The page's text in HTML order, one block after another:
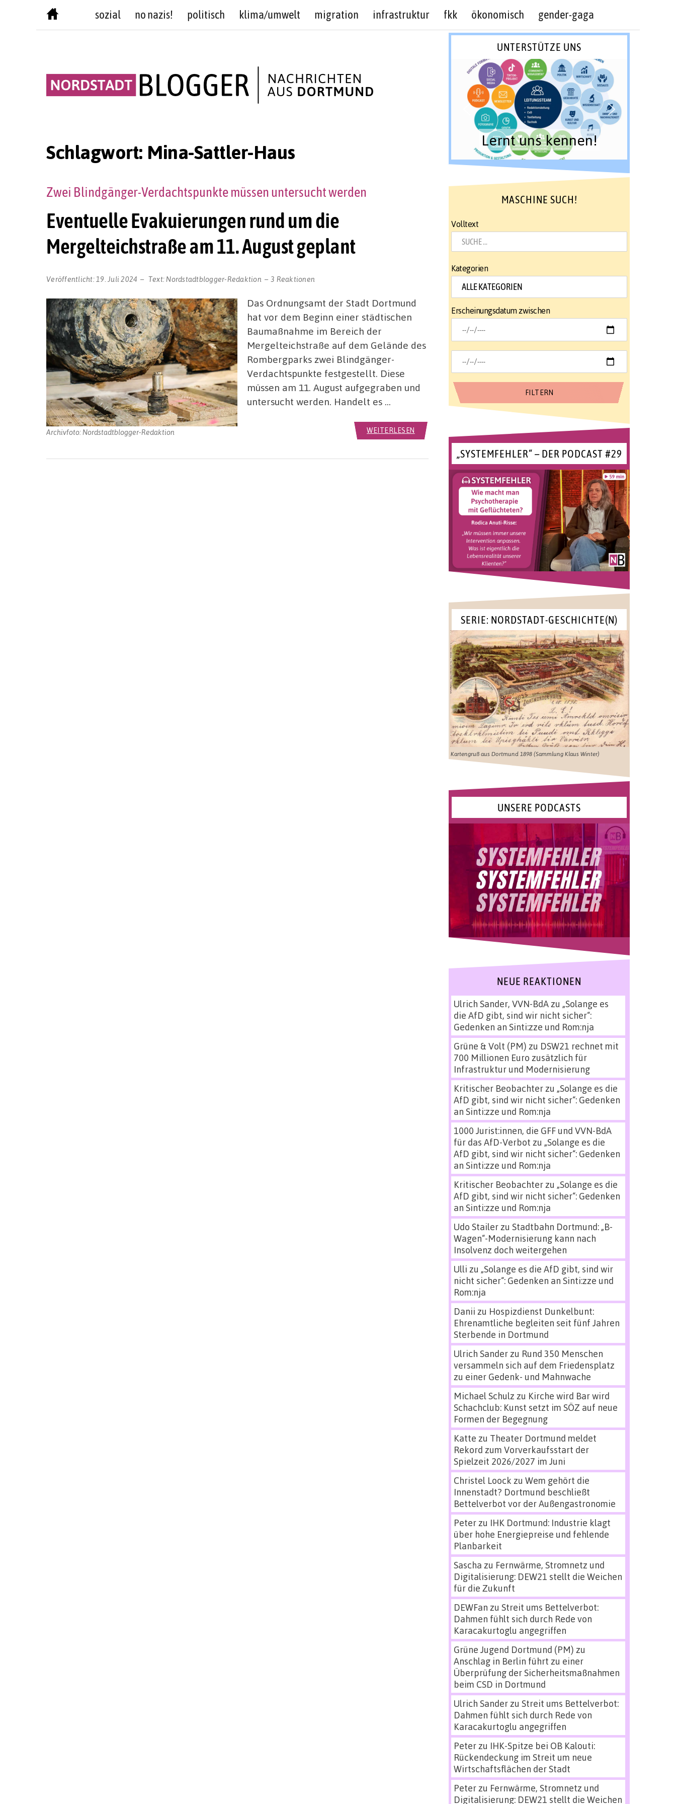
sozial no nazis! politisch klima/umwelt migration infrastruktur fkk ökonomisch gender-gaga
Schlagwort: Mina-Sattler-Haus
Eventuelle Evakuierungen rund um die
Mergelteichstraße am 11. August geplant
Zwei Blindgänger-Verdachtspunkte müssen untersucht werden
Veröffentlicht: 19. Juli 2024 Text: Nordstadtblogger-Redaktion 3 Reaktionen
Archivfoto: Nordstadtblogger-Redaktion
Das Ordnungsamt der Stadt Dortmund
hat vor dem Beginn einer städtischen
Baumaßnahme im Bereich der
Mergelteichstraße auf dem Gelände des
Rombergparks zwei Blindgänger-
Verdachtspunkte festgestellt. Diese
müssen am 11. August aufgegraben und
untersucht werden. Handelt es …
WEITERLESEN
UNTERSTÜTZE UNS
Lernt uns kennen!
MASCHINE SUCH!
Volltext
Kategorien
Erscheinungsdatum zwischen
„SYSTEMFEHLER“ – DER PODCAST #29
SERIE: NORDSTADT-GESCHICHTE(N)
Kartengruß aus Dortmund 1898 (Sammlung Klaus Winter)
UNSERE PODCASTS
NEUE REAKTIONEN
Ulrich Sander, VVN-BdAzu „Solange es
die AfD gibt, sind wir nicht sicher“:
Gedenken an Sinti:zze und Rom:nja
Grüne & Volt (PM) zu DSW21 rechnet mit
700 Millionen Euro zusätzlich für
Infrastruktur und Modernisierung
Kritischer Beobachterzu „Solange es die
AfD gibt, sind wir nicht sicher“: Gedenken
an Sinti:zze und Rom:nja
1000 Jurist:innen, die GFF und VVN-BdA
für das AfD-Verbot zu „Solange es die
AfD gibt, sind wir nicht sicher“: Gedenken
an Sinti:zze und Rom:nja
Kritischer Beobachterzu „Solange es die
AfD gibt, sind wir nicht sicher“: Gedenken
an Sinti:zze und Rom:nja
Udo Stailerzu Stadtbahn Dortmund: „B-
Wagen“-Modernisierung kann nach
Insolvenz doch weitergehen
Ulli zu „Solange es die AfD gibt, sind wir
nicht sicher“: Gedenken an Sinti:zze und
Rom:nja
Danii zu Hospizdienst Dunkelbunt:
Ehrenamtliche begleiten seit fünf Jahren
Sterbende in Dortmund
Ulrich Sanderzu Rund 350 Menschen
versammeln sich auf dem Friedensplatz
zu einer Gedenk- und Mahnwache
Michael Schulz zu Kirche wird Bar wird
Schachclub: Kunst setzt im SÖZ auf neue
Formen der Begegnung
Katte zu Theater Dortmund meldet
Rekord zum Vorverkaufsstart der
Spielzeit 2026/2027 im Juni
Christel Loock zu Wem gehört die
Innenstadt? Dortmund beschließt
Bettelverbot vor der Außengastronomie
Peterzu IHK Dortmund: Industrie klagt
über hohe Energiepreise und fehlende
Planbarkeit
Sascha zu Fernwärme, Stromnetz und
Digitalisierung: DEW21 stellt die Weichen
für die Zukunft
DEWFan zu Streit ums Bettelverbot:
Dahmen fühlt sich durch Rede von
Karacakurtoglu angegriffen
Grüne Jugend Dortmund (PM) zu
Anschlag in Berlin führt zu einer
Überprüfung der Sicherheitsmaßnahmen
beim CSD in Dortmund
Ulrich Sanderzu Streit ums Bettelverbot:
Dahmen fühlt sich durch Rede von
Karacakurtoglu angegriffen
Peterzu IHK-Spitze bei OB Kalouti:
Rückendeckung im Streit um neue
Wirtschaftsflächen der Stadt
Peterzu Fernwärme, Stromnetz und
Digitalisierung: DEW21 stellt die Weichen